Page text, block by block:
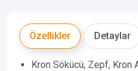
Özellikler Detaylar
Kron Sökücü, Zepf, Kron